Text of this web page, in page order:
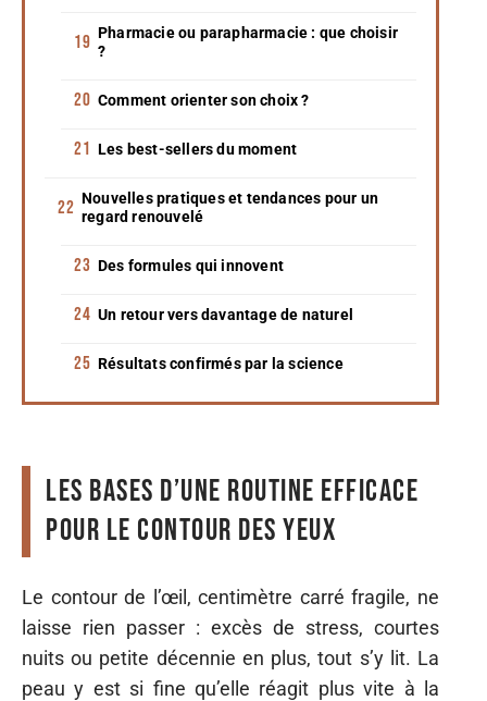
Pharmacie ou parapharmacie : que choisir
?
Comment orienter son choix ?
Les best-sellers du moment
Nouvelles pratiques et tendances pour un
regard renouvelé
Des formules qui innovent
Un retour vers davantage de naturel
Résultats confirmés par la science
Les bases d’une routine efficace
pour le contour des yeux
Le contour de l’œil, centimètre carré fragile, ne
laisse rien passer : excès de stress, courtes
nuits ou petite décennie en plus, tout s’y lit. La
peau y est si fine qu’elle réagit plus vite à la